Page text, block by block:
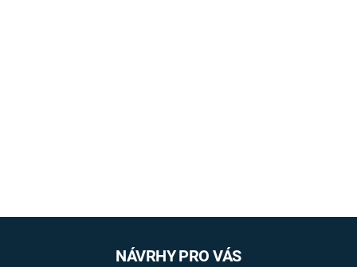
NÁVRHY PRO VÁS